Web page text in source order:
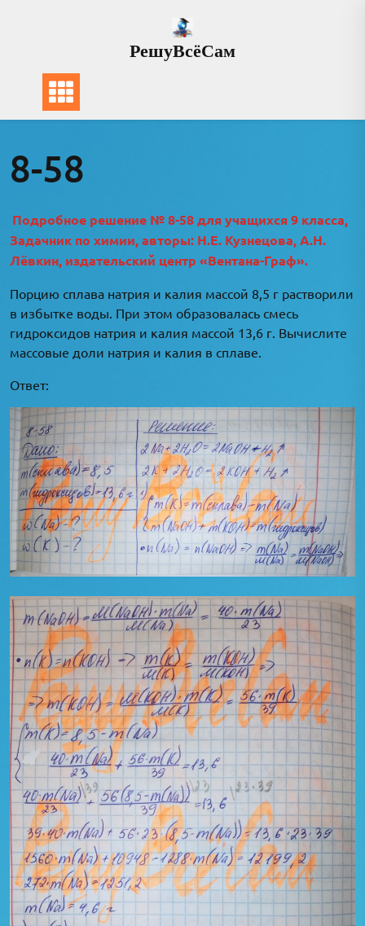
РешуВсёСам
8-58
Подробное решение № 8-58 для учащихся 9 класса,
Задачник по химии, авторы: Н.Е. Кузнецова, А.Н.
Лёвкин, издательский центр «Вентана-Граф».
Порцию сплава натрия и калия массой 8,5 г растворили
в избытке воды. При этом образовалась смесь
гидроксидов натрия и калия массой 13,6 г. Вычислите
массовые доли натрия и калия в сплаве.
Ответ: